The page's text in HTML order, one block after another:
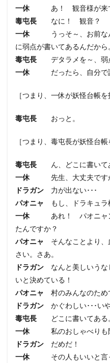
一休あ！ 観音様が来て
毒屯長 なに！ 観音？
一休うっそ～、お前なん
に弱点が書いてあるんだから
毒屯長 デタラメを～、弱
一休だったら、自分で読
［つまり、一休が妖怪台帳を
毒屯長 おっと。
［つまり、毒屯長が妖怪台
毒屯長 ん、どこに書いて
一休先生、大丈夫です
ドラガン 力が出ない･･･
パオニャ もし、ドラキュラ
一休あれ！ パオニャン
たんですか？
パオニャ そんなことより、
さい。さあ。
ドラガン なんと美しいう
いと決めている！
パオニャ 村のみんなのため
ドラガン かぐわしい･･･い
毒屯長 どこに書いてある
一休私のおしゃべりも限
ドラガン だめだ！
一休その人もいいと言っ